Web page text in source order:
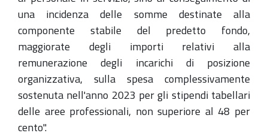
una incidenza delle somme destinate alla
componente stabile del predetto fondo,
maggiorate degli importi relativi alla
remunerazione degli incarichi di posizione
organizzativa, sulla spesa complessivamente
sostenuta nell'anno 2023 per gli stipendi tabellari
delle aree professionali, non superiore al 48 per
cento".